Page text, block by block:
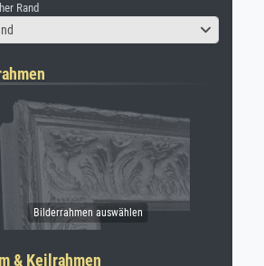
Rand
& Keilrahmen